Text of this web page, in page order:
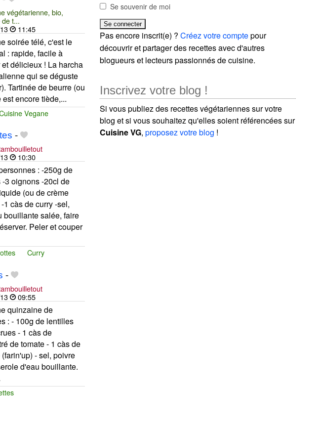
végétarienne, bio,
t...
11:45
soirée télé, c'est le
: rapide, facile à
délicieux ! La harcha
qui se déguste
Tartinée de beurre (ou
encore tiède,...
Vegane
-
10:30
: -250g de
3 oignons -20cl de
(ou de crème
1 càs de curry -sel,
bouillante salée, faire
Peler et couper
Curry
-
09:55
quinzaine de
: - 100g de lentilles
- 1 càs de
de tomate - 1 càs de
- sel, poivre
d'eau bouillante.
Se souvenir de moi
Pas encore inscrit(e) ?Créez votre comptepour
découvrir et partager des recettes avec d'autres
blogueurs et lecteurs passionnés de cuisine.
Inscrivez votre blog !
Si vous publiez des recettes végétariennes sur votre
blog et si vous souhaitez qu'elles soient référencées sur
Cuisine VG,proposez votre blog !